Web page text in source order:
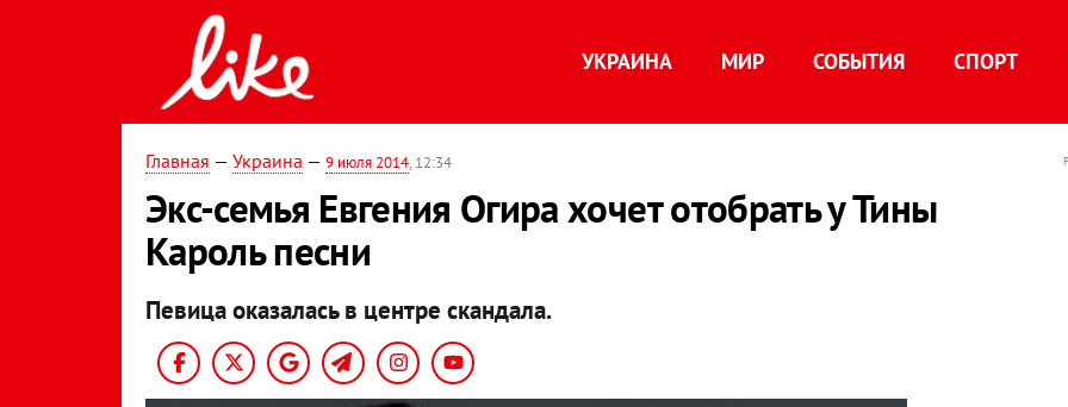
УКРАИНА МИР СОБЫТИЯ СПОРТ
Главная — Украина — 9 июля 2014, 12:34
Экс-семья Евгения Огира хочет отобрать у Тины
Кароль песни
Певица оказалась в центре скандала.